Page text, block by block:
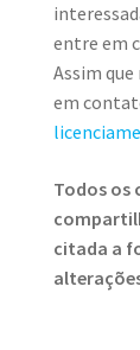
entre em
Assim
em
Todos os
citada a